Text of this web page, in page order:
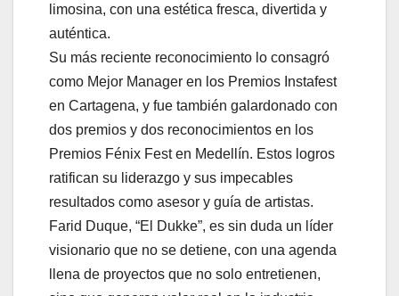
limosina, con una estética fresca, divertida y
auténtica.
Su más reciente reconocimiento lo consagró
como Mejor Manager en los Premios Instafest
en Cartagena, y fue también galardonado con
dos premios y dos reconocimientos en los
Premios Fénix Fest en Medellín. Estos logros
ratifican su liderazgo y sus impecables
resultados como asesor y guía de artistas.
Farid Duque, “El Dukke”, es sin duda un líder
visionario que no se detiene, con una agenda
llena de proyectos que no solo entretienen,